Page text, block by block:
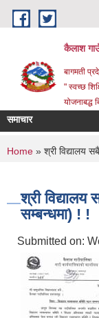
Skip to main content
कैलाश
बागमती
" स्वच्छ
योजनाबद्ध
समाचार
You are
Home » श्री विद्यालय
श्री विद्यालय
सम्बन्धमा) ! !
Submitted on: